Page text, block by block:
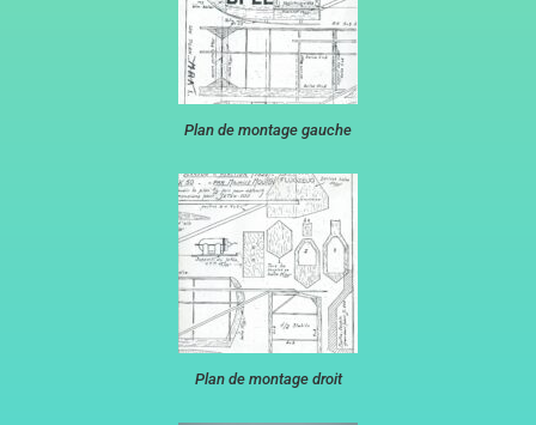
Plan de montage gauche
Plan de montage droit